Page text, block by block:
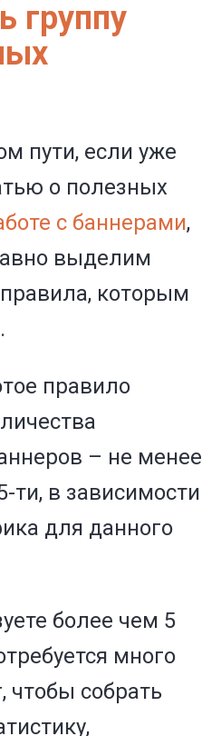
группу
пути, если уже
о полезных
с баннерами,
выделим
которым
правило
– не менее
ти, в зависимости
для данного
более чем 5
много
чтобы собрать